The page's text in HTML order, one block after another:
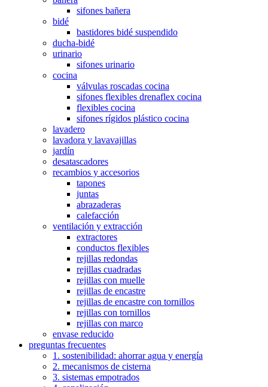
sifones bañera
bidé
bastidores bidé suspendido
ducha-bidé
urinario
sifones urinario
cocina
válvulas roscadas cocina
sifones flexibles drenaflex cocina
flexibles cocina
sifones rígidos plástico cocina
lavadero
lavadora y lavavajillas
jardín
desatascadores
recambios y accesorios
tapones
juntas
abrazaderas
calefacción
ventilación y extracción
extractores
conductos flexibles
rejillas redondas
rejillas cuadradas
rejillas con muelle
rejillas de encastre
rejillas de encastre con tornillos
rejillas con tornillos
rejillas con marco
envase reducido
preguntas frecuentes
1. sostenibilidad: ahorrar agua y energía
2. mecanismos de cisterna
3. sistemas empotrados